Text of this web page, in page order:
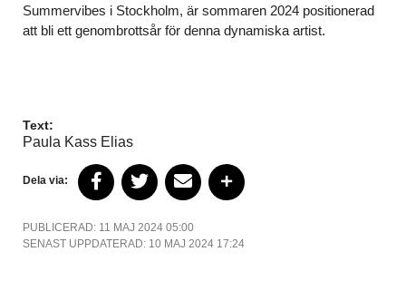
Summervibes i Stockholm, är sommaren 2024 positionerad
att bli ett genombrottsår för denna dynamiska artist.
Text:
Paula Kass Elias
Dela via:
PUBLICERAD: 11 MAJ 2024 05:00
SENAST UPPDATERAD: 10 MAJ 2024 17:24